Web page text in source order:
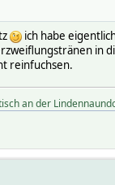
ich habe
in
reinfuchsen.
an der